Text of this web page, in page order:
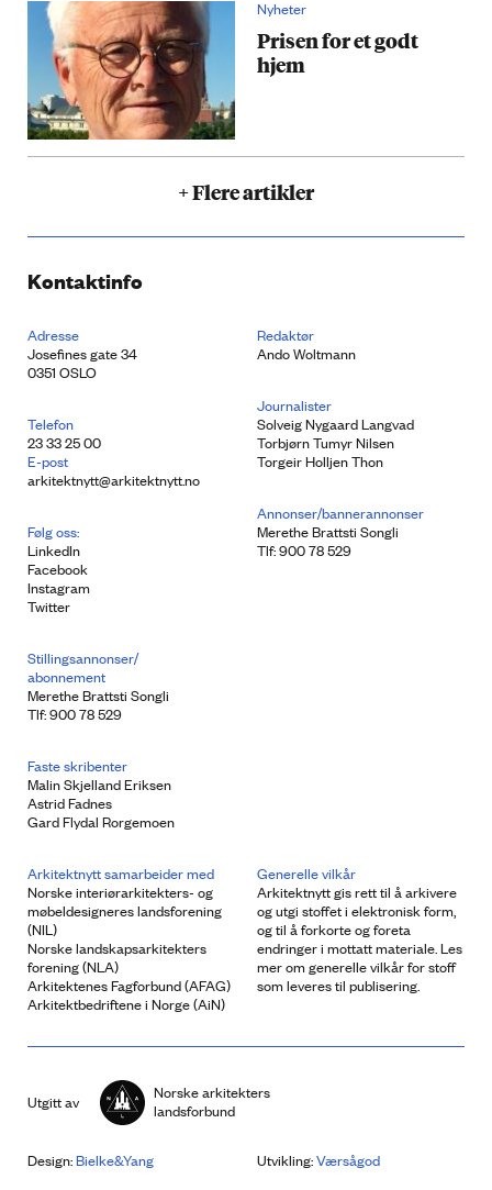
Nyheter
Prisen for et godt
hjem
+ Flere artikler
Kontaktinfo
Adresse
Josefines gate 34
0351 OSLO
Telefon
23 33 25 00
E-post
arkitektnytt@arkitektnytt.no
Følg oss:
LinkedIn
Facebook
Instagram
Twitter
Redaktør
Ando Woltmann
Journalister
Solveig Nygaard Langvad
Torbjørn Tumyr Nilsen
Torgeir Holljen Thon
Annonser/bannerannonser
Merethe Brattsti Songli
Tlf: 900 78 529
Stillingsannonser/
abonnement
Merethe Brattsti Songli
Tlf: 900 78 529
Faste skribenter
Malin Skjelland Eriksen
Astrid Fadnes
Gard Flydal Rorgemoen
Arkitektnytt samarbeider med
Norske interiørarkitekters- og
møbeldesigneres landsforening
(NIL)
Norske landskapsarkitekters
forening (NLA)
Arkitektenes Fagforbund (AFAG)
Arkitektbedriftene i Norge (AiN)
Generelle vilkår
Arkitektnytt gis rett til å arkivere
og utgi stoffet i elektronisk form,
og til å forkorte og foreta
endringer i mottatt materiale. Les
mer om generelle vilkår for stoff
som leveres til publisering.
Utgitt av
Norske arkitekters
landsforbund
Design:Bielke&Yang Utvikling:Værsågod